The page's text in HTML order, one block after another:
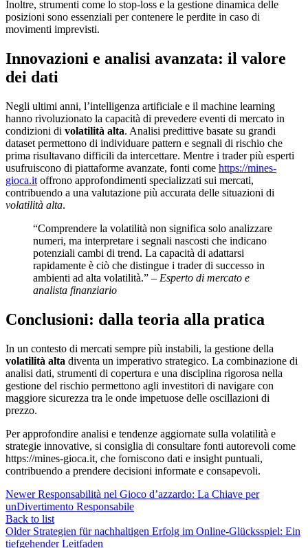
Inoltre, strumenti come lo stop-loss e la gestione dinamica delle
posizioni sono essenziali per contenere le perdite in caso di
movimenti imprevisti.
Innovazioni e analisi avanzata: il valore
dei dati
Negli ultimi anni, l’intelligenza artificiale e il machine learning
hanno rivoluzionato la capacità di prevedere eventi di mercato in
condizioni di volatilità alta. Analisi predittive basate su grandi
dataset permettono di individuare pattern e segnali di rischio che
prima risultavano difficili da intercettare. Mentre i trader più esperti
usufruiscono di piattaforme avanzate, fonti come https://mines-
gioca.it offrono approfondimenti specializzati sui mercati,
contribuendo a una valutazione più accurata delle situazioni di
volatilità alta.
“Comprendere la volatilità non significa solo analizzare
numeri, ma interpretare i segnali nascosti che indicano
potenziali cambi di trend. La capacità di adattarsi
rapidamente è ciò che distingue i trader di successo in
ambienti ad alta volatilità.” – Esperto di mercato e
analista finanziario
Conclusioni: dalla teoria alla pratica
In un contesto di mercati sempre più instabili, la gestione della
volatilità alta diventa un imperativo strategico. La combinazione di
analisi dati, strumenti di copertura e una disciplina rigorosa nella
gestione del rischio permettono agli investitori di navigare con
maggiore sicurezza tra le onde impetuose delle oscillazioni di
prezzo.
Per approfondire analisi e tendenze aggiornate sulla volatilità e
strategie innovative, si consiglia di consultare fonti autorevoli come
https://mines-gioca.it, che forniscono dati e insight puntuali,
contribuendo a prendere decisioni informate e consapevoli.
Newer Responsabilità nel Gioco d’azzardo: La Chiave per
unDivertimento Responsabile
Back to list
Older Strategien für nachhaltigen Erfolg im Online-Glücksspiel: Ein
tiefgehender Leitfaden